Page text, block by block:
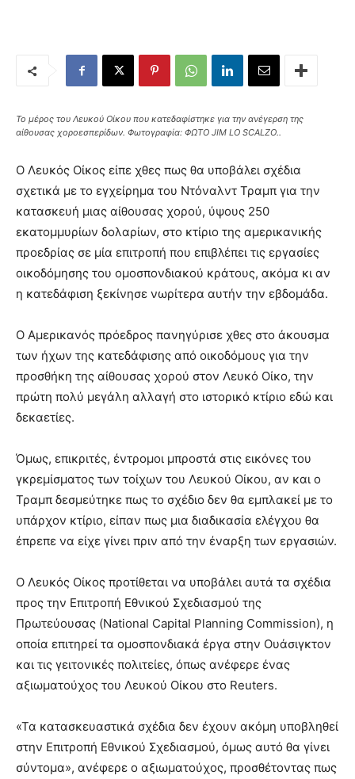
Το μέρος του Λευκού Οίκου που κατεδαφίστηκε για την ανέγερση της
αίθουσας χοροεσπερίδων. Φωτογραφία: ΦΩΤΟ JIM LO SCALZO..
Ο Λευκός Οίκος είπε χθες πως θα υποβάλει σχέδια
σχετικά με το εγχείρημα του Ντόναλντ Τραμπ για την
κατασκευή μιας αίθουσας χορού, ύψους 250
εκατομμυρίων δολαρίων, στο κτίριο της αμερικανικής
προεδρίας σε μία επιτροπή που επιβλέπει τις εργασίες
οικοδόμησης του ομοσπονδιακού κράτους, ακόμα κι αν
η κατεδάφιση ξεκίνησε νωρίτερα αυτήν την εβδομάδα.
Ο Αμερικανός πρόεδρος πανηγύρισε χθες στο άκουσμα
των ήχων της κατεδάφισης από οικοδόμους για την
προσθήκη της αίθουσας χορού στον Λευκό Οίκο, την
πρώτη πολύ μεγάλη αλλαγή στο ιστορικό κτίριο εδώ και
δεκαετίες.
Όμως, επικριτές, έντρομοι μπροστά στις εικόνες του
γκρεμίσματος των τοίχων του Λευκού Οίκου, αν και ο
Τραμπ δεσμεύτηκε πως το σχέδιο δεν θα εμπλακεί με το
υπάρχον κτίριο, είπαν πως μια διαδικασία ελέγχου θα
έπρεπε να είχε γίνει πριν από την έναρξη των εργασιών.
Ο Λευκός Οίκος προτίθεται να υποβάλει αυτά τα σχέδια
προς την Επιτροπή Εθνικού Σχεδιασμού της
Πρωτεύουσας (National Capital Planning Commission), η
οποία επιτηρεί τα ομοσπονδιακά έργα στην Ουάσιγκτον
και τις γειτονικές πολιτείες, όπως ανέφερε ένας
αξιωματούχος του Λευκού Οίκου στο Reuters.
«Τα κατασκευαστικά σχέδια δεν έχουν ακόμη υποβληθεί
στην Επιτροπή Εθνικού Σχεδιασμού, όμως αυτό θα γίνει
σύντομα», ανέφερε ο αξιωματούχος, προσθέτοντας πως